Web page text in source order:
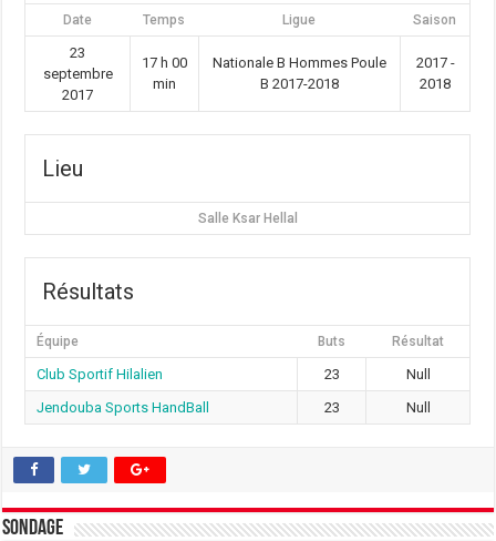
Date Temps Ligue Saison
23
septembre
2017
17 h 00
min
Nationale B Hommes Poule
B 2017-2018
2017 -
2018
Lieu
Salle Ksar Hellal
Résultats
Équipe Buts Résultat
Club Sportif Hilalien 23
Null
Jendouba Sports HandBall
23 Null
Sondage